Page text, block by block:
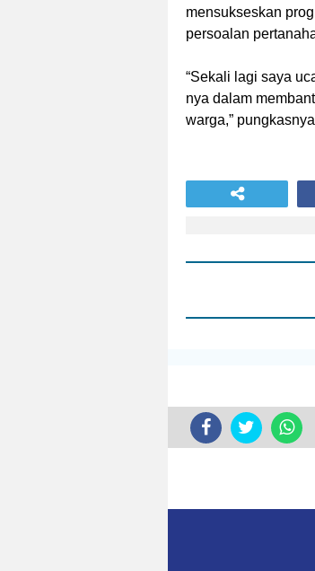
mensukseskan
persoalan
“Sekali lagi saya
nya dalam
warga,”